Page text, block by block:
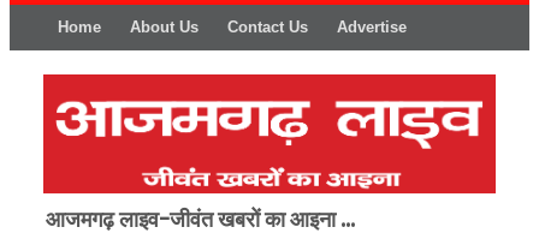
Home About Us Contact Us Advertise
आजमगढ़ लाइव-जीवंत खबरों का आइना ...